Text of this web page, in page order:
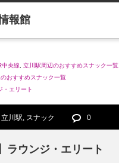
中央線 立川駅周辺のおすすめスナック一覧
おすすめスナック一覧
・エリート
立川駅, スナック 0
ラウンジ・エリート